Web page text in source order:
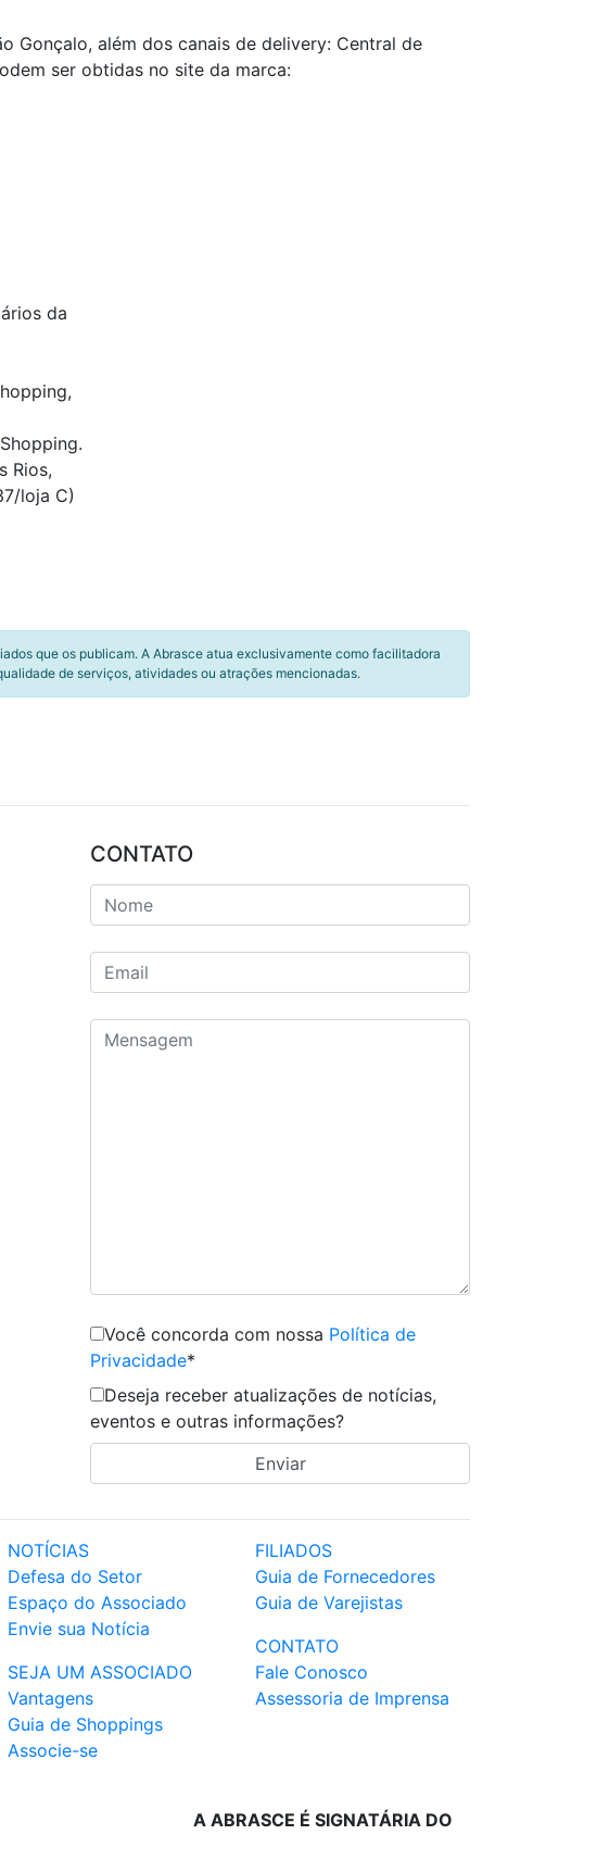
Gonçalo, além dos canais de delivery: Central de
ser obtidas no site da marca:
da
Rios,
loja C)
que os publicam. A Abrasce atua exclusivamente como facilitadora
de serviços, atividades ou atrações mencionadas.
CONTATO
Você concorda com nossa Política de
Privacidade*
Deseja receber atualizações de notícias,
eventos e outras informações?
NOTÍCIAS
Defesa do Setor
Espaço do Associado
Envie sua Notícia
SEJA UM ASSOCIADO
Vantagens
Guia de Shoppings
Associe-se
FILIADOS
Guia de Fornecedores
Guia de Varejistas
CONTATO
Fale Conosco
Assessoria de Imprensa
A ABRASCE É SIGNATÁRIA DO